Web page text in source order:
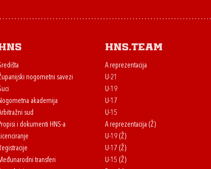
nogometni savezi
akademija
sud
i dokumenti HNS-a
transferi
HNS.team
A reprezentacija
U-21
U-19
U-17
U-15
A reprezentacija (Ž)
U-19 (Ž)
U-17 (Ž)
U-15 (Ž)